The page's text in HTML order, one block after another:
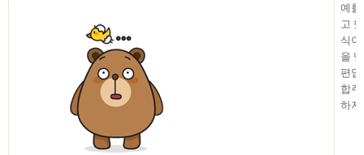
예를
고
식이
을
편
합
하자.